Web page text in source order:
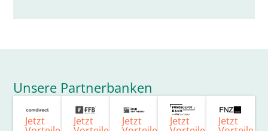
Unsere Partnerbanken
Jetzt Jetzt Jetzt Jetzt Jetzt